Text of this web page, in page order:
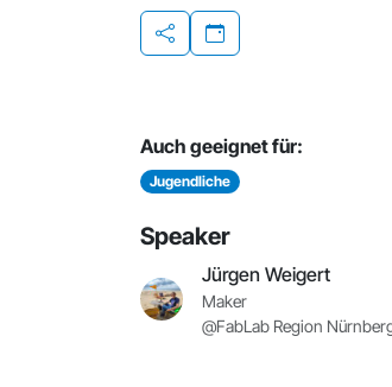
Teilen
Auch geeignet für:
Jugendliche
Speaker
Jürgen Weigert
Maker
@FabLab Region